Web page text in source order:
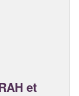
et